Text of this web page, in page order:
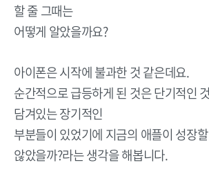
할 줄 그때는
어떻게 알았을까요?
아이폰은 시작에 불과한 것 같은데요.
순간적으로 급등하게 된 것은 단기적인
담겨있는 장기적인
부분들이 있었기에 지금의 애플이 성장
않았을까?라는 생각을 해봅니다.